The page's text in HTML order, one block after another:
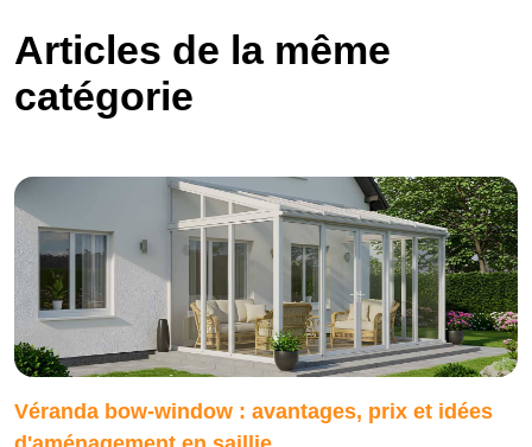
Articles de la même
catégorie
Véranda bow-window : avantages, prix et idées